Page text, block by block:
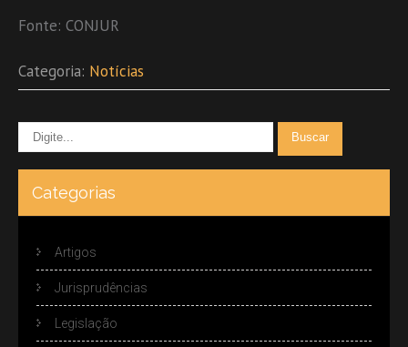
Fonte: CONJUR
Categoria: Notícias
Categorias
Artigos
Jurisprudências
Legislação